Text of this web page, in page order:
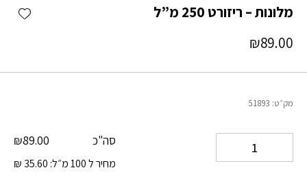
מלונות – ריזורט 250 מ”ל
₪89.00
מק״ט: 51893
סה"כ ₪89.00
מחיר ל 100 מ״ל: ₪ 35.60